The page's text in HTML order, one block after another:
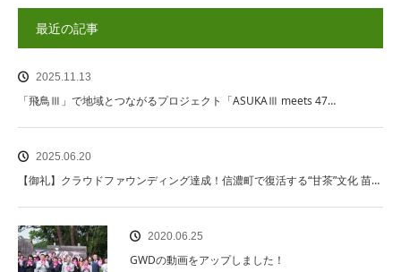
最近の記事
2025.11.13
「飛鳥Ⅲ」で地域とつながるプロジェクト「ASUKAⅢ meets 47…
2025.06.20
【御礼】クラウドファウンディング達成！信濃町で復活する“甘茶”文化 苗…
2020.06.25
GWDの動画をアップしました！